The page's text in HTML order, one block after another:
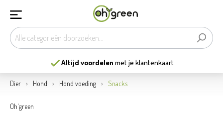
Altijd voordelen met je klantenkaart
Dier Hond Hond voeding Snacks
Oh'green